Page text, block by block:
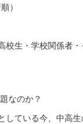
）
校生・学校関係者
なのか？
している今、中高